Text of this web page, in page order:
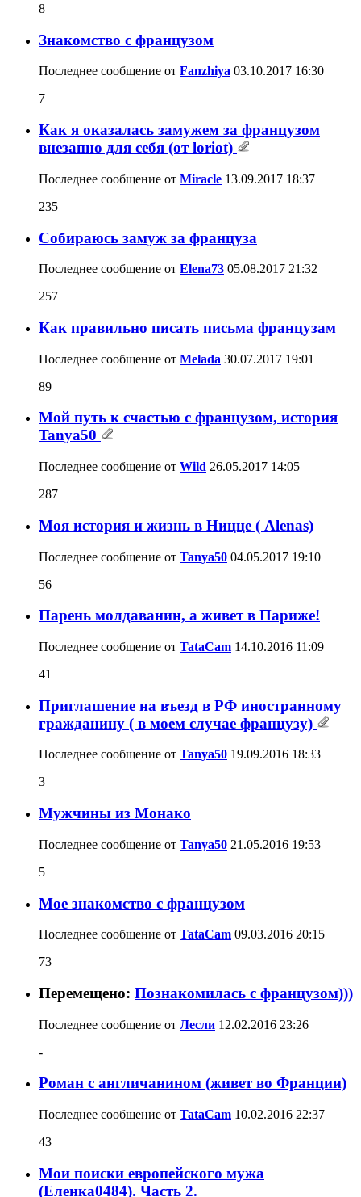
8
Знакомство с французом
Последнее сообщение от Fanzhiya 03.10.2017 16:30
7
Как я оказалась замужем за французом
внезапно для себя (от loriot)
Последнее сообщение от Miracle 13.09.2017 18:37
235
Собираюсь замуж за француза
Последнее сообщение от Elena73 05.08.2017 21:32
257
Как правильно писать письма французам
Последнее сообщение от Melada 30.07.2017 19:01
89
Мой путь к счастью с французом, история
Tanya50
Последнее сообщение от Wild 26.05.2017 14:05
287
Моя история и жизнь в Ницце ( Alenas)
Последнее сообщение от Tanya50 04.05.2017 19:10
56
Парень молдаванин, а живет в Париже!
Последнее сообщение от TataCam 14.10.2016 11:09
41
Приглашение на въезд в РФ иностранному
гражданину ( в моем случае французу)
Последнее сообщение от Tanya50 19.09.2016 18:33
3
Мужчины из Монако
Последнее сообщение от Tanya50 21.05.2016 19:53
5
Мое знакомство с французом
Последнее сообщение от TataCam 09.03.2016 20:15
73
Перемещено: Познакомилась с французом)))
Последнее сообщение от Лесли 12.02.2016 23:26
-
Роман с англичанином (живет во Франции)
Последнее сообщение от TataCam 10.02.2016 22:37
43
Мои поиски европейского мужа
(Еленка0484). Часть 2.